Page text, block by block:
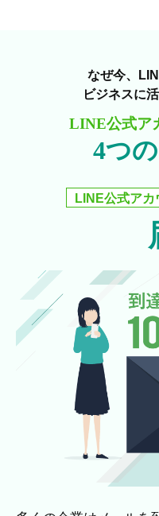
なぜ今、
ビジネスに
LINE公式ア
4つ
LINE公式ア